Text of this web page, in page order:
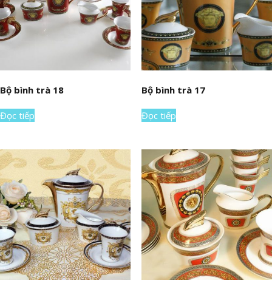
Bộ bình trà 18
Đọc tiếp
Bộ bình trà 17
Đọc tiếp